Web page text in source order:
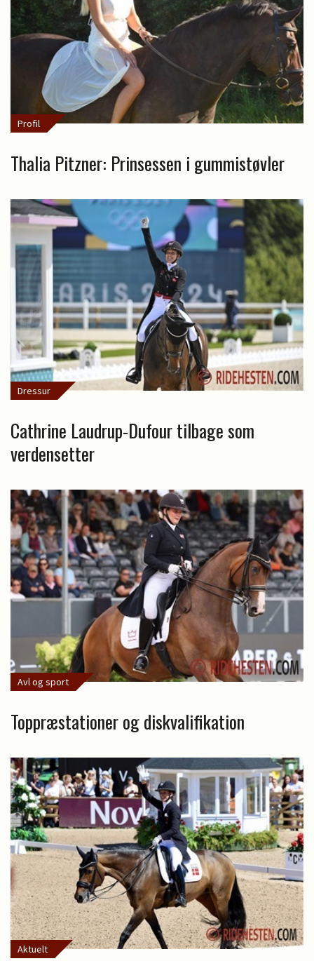
Profil
Thalia Pitzner: Prinsessen i gummistøvler
Dressur
Cathrine Laudrup-Dufour tilbage som
verdensetter
Avl og sport
Toppræstationer og diskvalifikation
Aktuelt